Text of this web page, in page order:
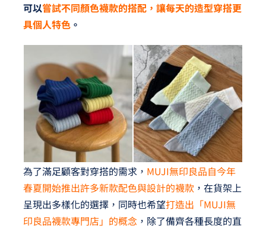
可以嘗試不同顏色襪款的搭配，讓每天的造型穿搭更
具個人特色。
為了滿足顧客對穿搭的需求， MUJI無印良品自今年
春夏開始推出許多新款配色與設計的襪款 ，在貨架上
呈現出多樣化的選擇，同時也希望打造出「MUJI無
印良品襪款專門店」的概念 ，除了備齊各種長度的直